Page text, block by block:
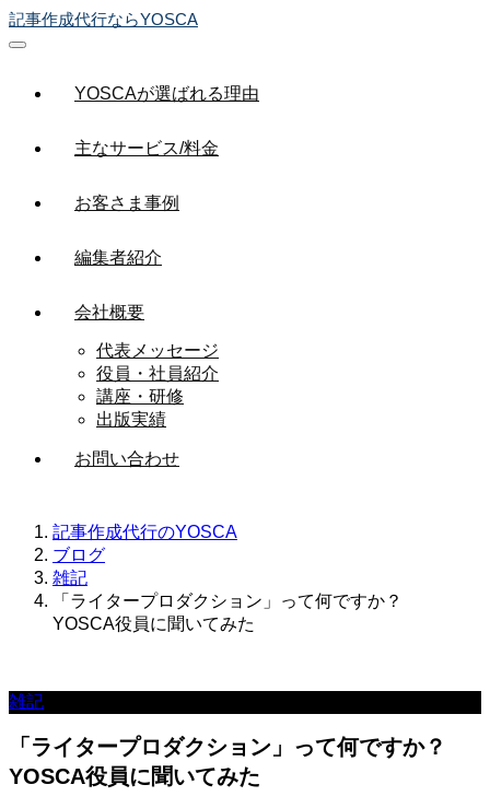
記事作成代行ならYOSCA
YOSCAが選ばれる理由
主なサービス/料金
お客さま事例
編集者紹介
会社概要
代表メッセージ
役員・社員紹介
講座・研修
出版実績
お問い合わせ
記事作成代行のYOSCA
ブログ
雑記
「ライタープロダクション」って何ですか？
YOSCA役員に聞いてみた
雑記
「ライタープロダクション」って何ですか？
YOSCA役員に聞いてみた